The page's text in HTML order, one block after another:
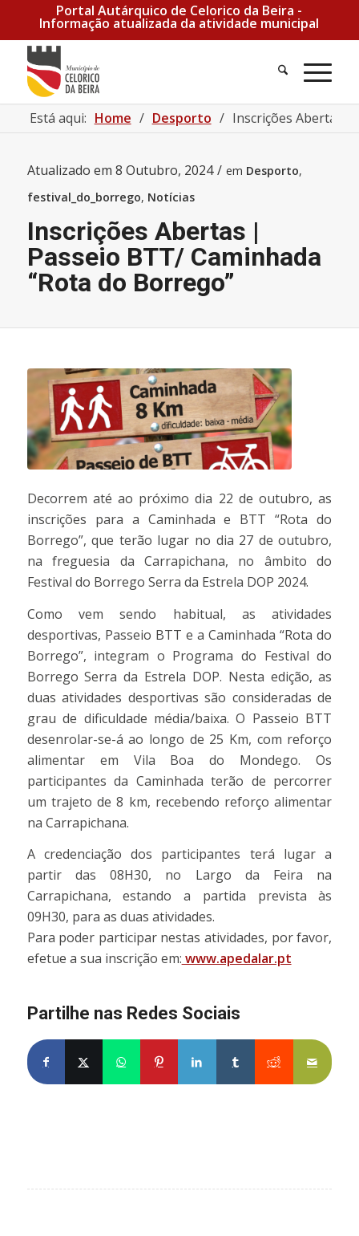
Portal Autárquico de Celorico da Beira -
Informação atualizada da atividade municipal
Pesquisa
Está aqui: Home / Desporto / Inscrições Abertas |
Atualizado em 8 Outubro, 2024 / em Desporto,
festival_do_borrego, Notícias
Inscrições Abertas |
Passeio BTT/ Caminhada
“Rota do Borrego”
Decorrem até ao próximo dia 22 de outubro, as
inscrições para a Caminhada e BTT “Rota do
Borrego”, que terão lugar no dia 27 de outubro,
na freguesia da Carrapichana, no âmbito do
Festival do Borrego Serra da Estrela DOP 2024.
Como vem sendo habitual, as atividades
desportivas, Passeio BTT e a Caminhada “Rota do
Borrego”, integram o Programa do Festival do
Borrego Serra da Estrela DOP. Nesta edição, as
duas atividades desportivas são consideradas de
grau de dificuldade média/baixa. O Passeio BTT
desenrolar-se-á ao longo de 25 Km, com reforço
alimentar em Vila Boa do Mondego. Os
participantes da Caminhada terão de percorrer
um trajeto de 8 km, recebendo reforço alimentar
na Carrapichana.
A credenciação dos participantes terá lugar a
partir das 08H30, no Largo da Feira na
Carrapichana, estando a partida prevista às
09H30, para as duas atividades.
Para poder participar nestas atividades, por favor,
efetue a sua inscrição em: www.apedalar.pt
Partilhe nas Redes Sociais
Partilhe no Facebook
Partilhe no X
Share on WhatsApp
Partilhe no Pinterest
Partilhe no LinkedIn
Partilhe no Tumblr
Partilhe no